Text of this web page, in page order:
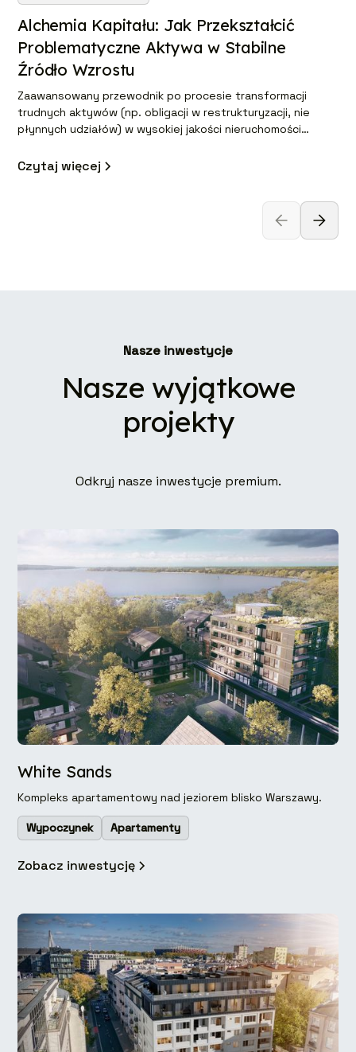
Alchemia Kapitału: Jak Przekształcić
Problematyczne Aktywa w Stabilne
Źródło Wzrostu
Zaawansowany przewodnik po procesie transformacji
trudnych aktywów (np. obligacji w restrukturyzacji, nie
płynnych udziałów) w wysokiej jakości nieruchomości
od analizy forensic due diligence, przez aktywne
Czytaj więcej
Nasze inwestycje
Nasze wyjątkowe
projekty
Odkryj nasze inwestycje premium.
White Sands
Kompleks apartamentowy nad jeziorem blisko Warszawy.
Wypoczynek Apartamenty
Zobacz inwestycję